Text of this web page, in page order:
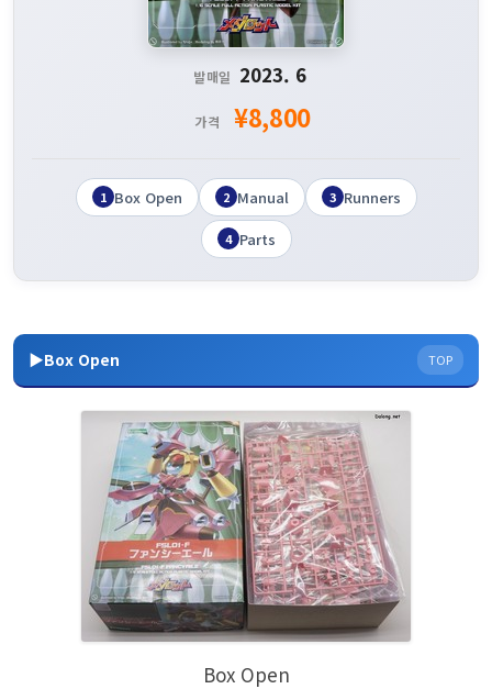
발매일 2023. 6
가격 ¥8,800
1 Box Open 2 Manual 3 Runners
4 Parts
▶Box Open TOP
Box Open